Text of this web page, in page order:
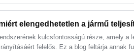
területen és iparágban,
ügyfele fejlődését elősegíti.
alkatrészek az egyik
amelyet a SHENGFA
összeszerelésének
CNC megmunkálás és az ellenőrzött
javítva ezzel az összeszerelés valós
elengedhetetlen a jármű
kulcsfontosságú része, amely a
felelős. Ez a blog feltárja annak